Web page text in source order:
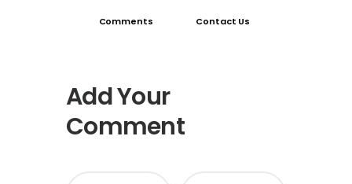
Comments Contact Us
Add Your
Comment